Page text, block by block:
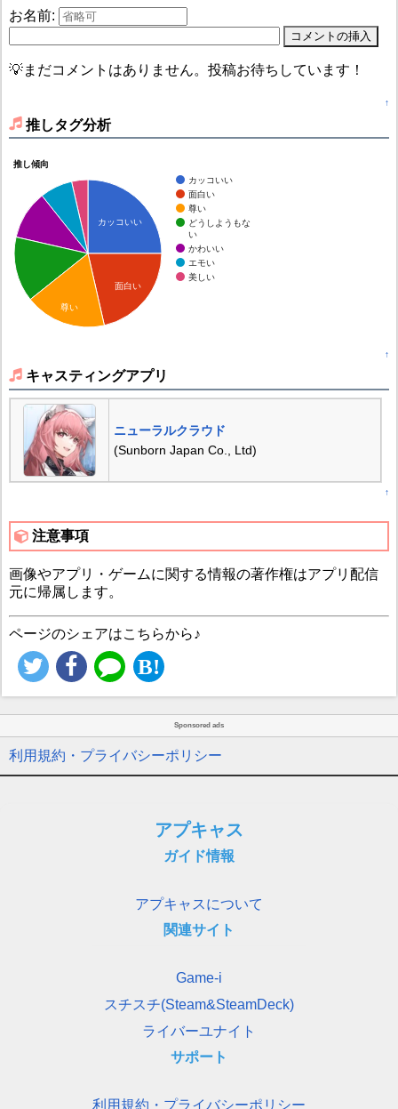
お名前:
💡まだコメントはありません。投稿お待ちしています！
↑
推しタグ分析
推し傾向
カッコいい
面白い
尊い
どうしようもな
い
かわいい
エモい
美しい
カッコいい
面白い
尊い
↑
キャスティングアプリ
ニューラルクラウド
(Sunborn Japan Co., Ltd)
↑
注意事項
画像やアプリ・ゲームに関する情報の著作権はアプリ配信
元に帰属します。
ページのシェアはこちらから♪
Sponsored ads
利用規約・プライバシーポリシー
アプキャス
ガイド情報
アプキャスについて
関連サイト
Game-i
スチスチ(Steam&SteamDeck)
ライバーユナイト
サポート
利用規約・プライバシーポリシー